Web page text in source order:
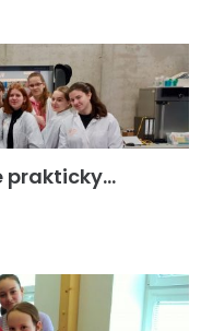
prakticky…